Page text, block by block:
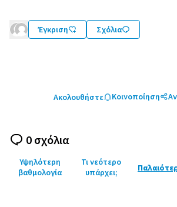
Έγκριση Σχόλια
Ακολουθήστε Κοινοποίηση
0 σχόλια
Υψηλότερη
βαθμολογία
Τι νεότερο
υπάρχει;